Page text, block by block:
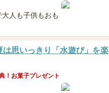
人も子供もおも
は思いっきり「水遊び」を楽
！お菓子プレゼント